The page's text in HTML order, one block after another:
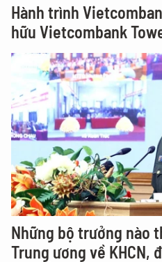
Hành trình
hữu Vietcombank
Những bộ trưởng nào
Trung ương về KHCN,